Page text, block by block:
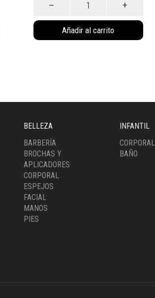
(4017)
cantidadAñadir al carrito
BELLEZA
BARBERÍA
BROCHAS Y
APLICADORES
CORPORAL
ESPEJOS
FACIAL
MANOS
PIES
INFANTIL
CORPORAL
BAÑO